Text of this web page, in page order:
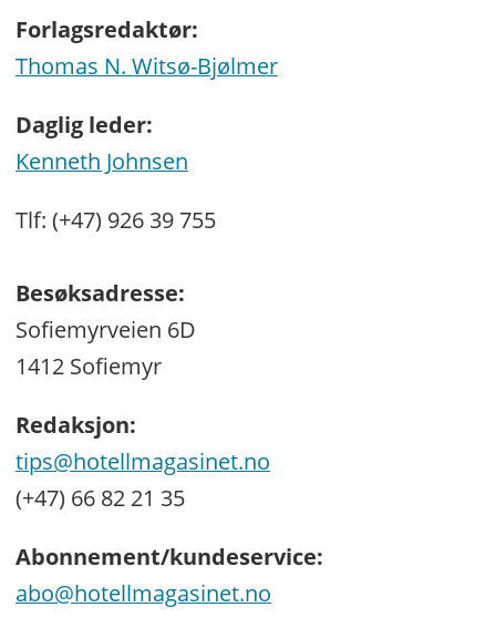
Forlagsredaktør:
Thomas N. Witsø-Bjølmer
Daglig leder:
Kenneth Johnsen
Tlf: (+47) 926 39 755
Besøksadresse:
Sofiemyrveien 6D
1412 Sofiemyr
Redaksjon:
tips@hotellmagasinet.no
(+47) 66 82 21 35
Abonnement/kundeservice:
abo@hotellmagasinet.no